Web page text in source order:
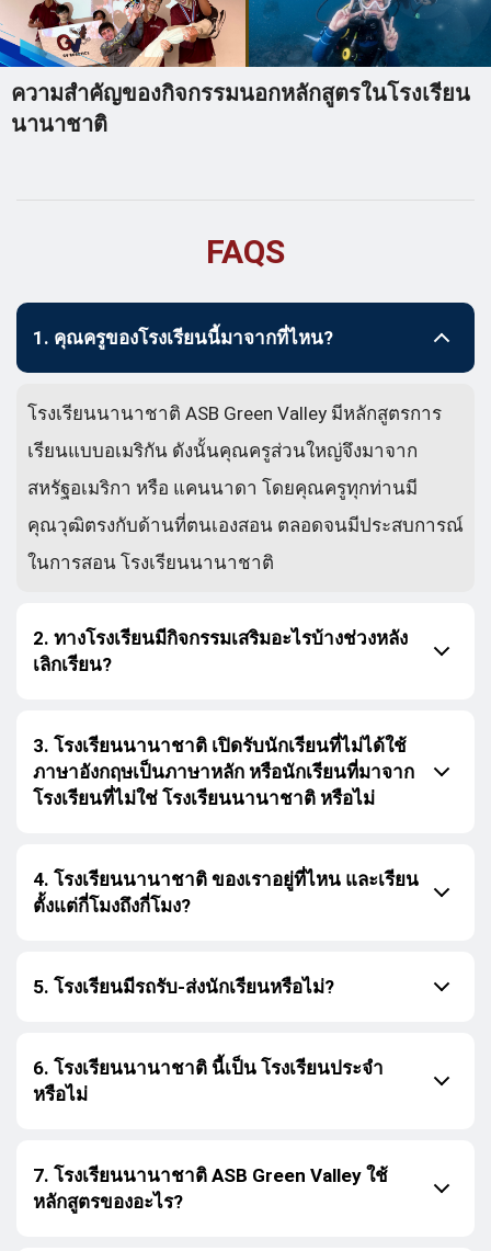
ความสำคัญของกิจกรรมนอกหลักสูตรในโรงเรียน
นานาชาติ
FAQS
1. คุณครูของโรงเรียนนี้มาจากที่ไหน?
โรงเรียนนานาชาติ ASB Green Valley มีหลักสูตรการ
เรียนแบบอเมริกัน ดังนั้นคุณครูส่วนใหญ่จึงมาจาก
สหรัฐอเมริกา หรือ แคนนาดา โดยคุณครูทุกท่านมี
คุณวุฒิตรงกับด้านที่ตนเองสอน ตลอดจนมีประสบการณ์
ในการสอน โรงเรียนนานาชาติ
2. ทางโรงเรียนมีกิจกรรมเสริมอะไรบ้างช่วงหลัง
เลิกเรียน?
3. โรงเรียนนานาชาติ เปิดรับนักเรียนที่ไม่ได้ใช้
ภาษาอังกฤษเป็นภาษาหลัก หรือนักเรียนที่มาจาก
โรงเรียนที่ไม่ใช่ โรงเรียนนานาชาติ หรือไม่
4. โรงเรียนนานาชาติ ของเราอยู่ที่ไหน และเรียน
ตั้งแต่กี่โมงถึงกี่โมง?
5. โรงเรียนมีรถรับ-ส่งนักเรียนหรือไม่?
6. โรงเรียนนานาชาติ นี้เป็น โรงเรียนประจำ
หรือไม่
7. โรงเรียนนานาชาติ ASB Green Valley ใช้
หลักสูตรของอะไร?